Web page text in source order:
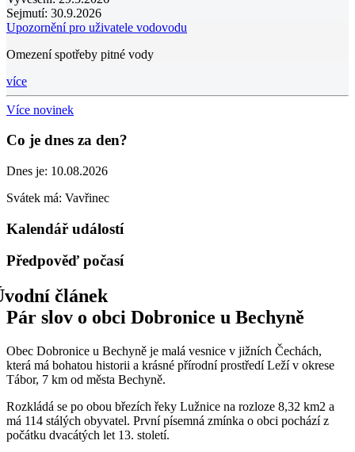
Sejmutí: 30.9.2026
Upozornění pro uživatele vodovodu
Omezení spotřeby pitné vody
více
Více novinek
Co je dnes za den?
Dnes je: 10.08.2026
Svátek má: Vavřinec
Kalendář událostí
Předpověď počasí
Pár slov o obci Dobronice u Bechyně
Obec Dobronice u Bechyně je malá vesnice v jižních Čechách,
která má bohatou historii a krásné přírodní prostředí Leží v okrese
Tábor, 7 km od města Bechyně.
Rozkládá se po obou březích řeky Lužnice na rozloze 8,32 km2 a
má 114 stálých obyvatel. První písemná zmínka o obci pochází z
počátku dvacátých let 13. století.